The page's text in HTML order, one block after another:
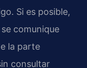
Si es posible,
comunique
la parte
consultar